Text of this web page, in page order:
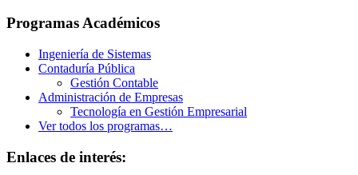
Programas Académicos
Ingeniería de Sistemas
Contaduría Pública
Gestión Contable
Administración de Empresas
Tecnología en Gestión Empresarial
Ver todos los programas…
Enlaces de interés: